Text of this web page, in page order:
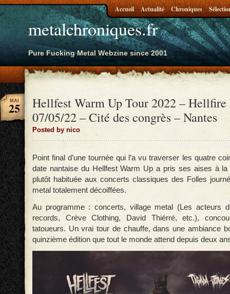
metalchroniques.fr
Pure Fucking Metal Webzine since 2001
Accueil Actualité Chroniques
Hellfest Warm Up Tour 2022 – Hellfire
07/05/22 – Cité des congrès – Nantes
Posted by nico
MAI
25
Point final d’une tournée qui l’a vu traverser les quatre
date nantaise du Hellfest Warm Up a pris ses aises à
plutôt habituée aux concerts classiques des Folles
metal totalement décoiffées.
Au programme : concerts, village metal (Les acteurs
records, Crève Clothing, David Thiérré, etc.),
tatoueurs. Un vrai tour de chauffe, dans une ambiance
quinzième édition que tout le monde attend depuis deux